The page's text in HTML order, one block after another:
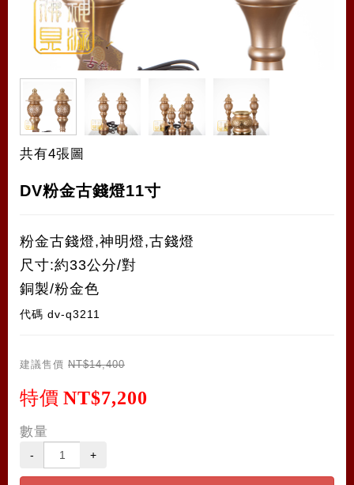
共有4張圖
DV粉金古錢燈11寸
粉金古錢燈,神明燈,古錢燈
尺寸:約33公分/對
銅製/粉金色
代碼 dv-q3211
建議售價 NT$14,400
特價 NT$7,200
數量
- +